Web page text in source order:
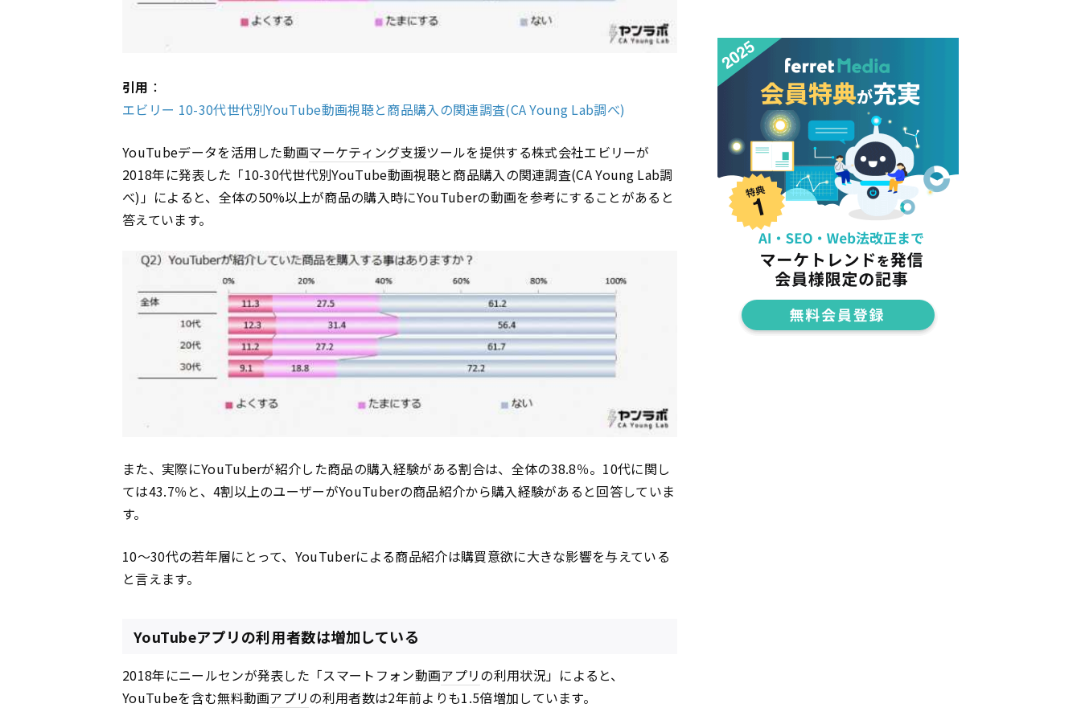
引用 ：
エビリー 10-30代世代別YouTube動画視聴と商品購入の関連調査(CA Young Lab調べ)
YouTubeデータを活用した動画マーケティング支援ツールを提供する株式会社エビリーが
2018年に発表した「10-30代世代別YouTube動画視聴と商品購入の関連調査(CA Young Lab調
べ)」によると、全体の50%以上が商品の購入時にYouTuberの動画を参考にすることがあると
答えています。
また、実際にYouTuberが紹介した商品の購入経験がある割合は、全体の38.8％。10代に関し
ては43.7％と、4割以上のユーザーがYouTuberの商品紹介から購入経験があると回答していま
す。
10〜30代の若年層にとって、YouTuberによる商品紹介は購買意欲に大きな影響を与えている
と言えます。
YouTubeアプリの利用者数は増加している
2018年にニールセンが発表した「スマートフォン動画アプリの利用状況」によると、
YouTubeを含む無料動画アプリの利用者数は2年前よりも1.5倍増加しています。